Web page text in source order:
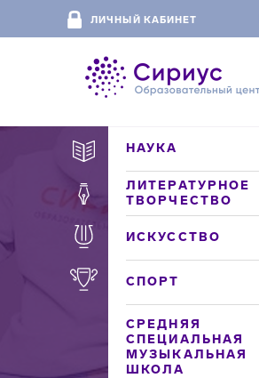
ЛИЧНЫЙ КАБИНЕТ
НАУКА
ЛИТЕРАТУРНОЕ
ТВОРЧЕСТВО
ИСКУССТВО
СПОРТ
СРЕДНЯЯ
СПЕЦИАЛЬНАЯ
МУЗЫКАЛЬНАЯ
ШКОЛА